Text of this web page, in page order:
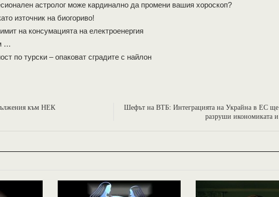
астролог може кардинално да промени вашия хороскоп?
източник на биогориво!
на консумацията на електроенергия
…
по турски – опаковат сградите с найлон
към НЕК
Шефът на ВТБ: Интеграцията на Украйна в ЕС ще
разруши икономиката и